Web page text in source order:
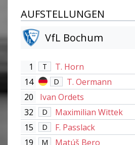
AUFSTELLUNGEN
VfL Bochum
1 T T. Horn
14 D T. Oermann
20 Ivan Ordets
32 D Maximilian Wittek
15 D F. Passlack
19 M Matúš Bero